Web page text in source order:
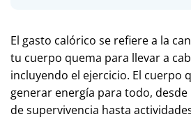
El gasto calórico se refiere a la
tu cuerpo quema para llevar a
incluyendo el ejercicio. El cuerpo
generar energía para todo, desde
de supervivencia hasta